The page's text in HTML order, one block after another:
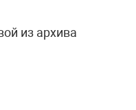
из архива